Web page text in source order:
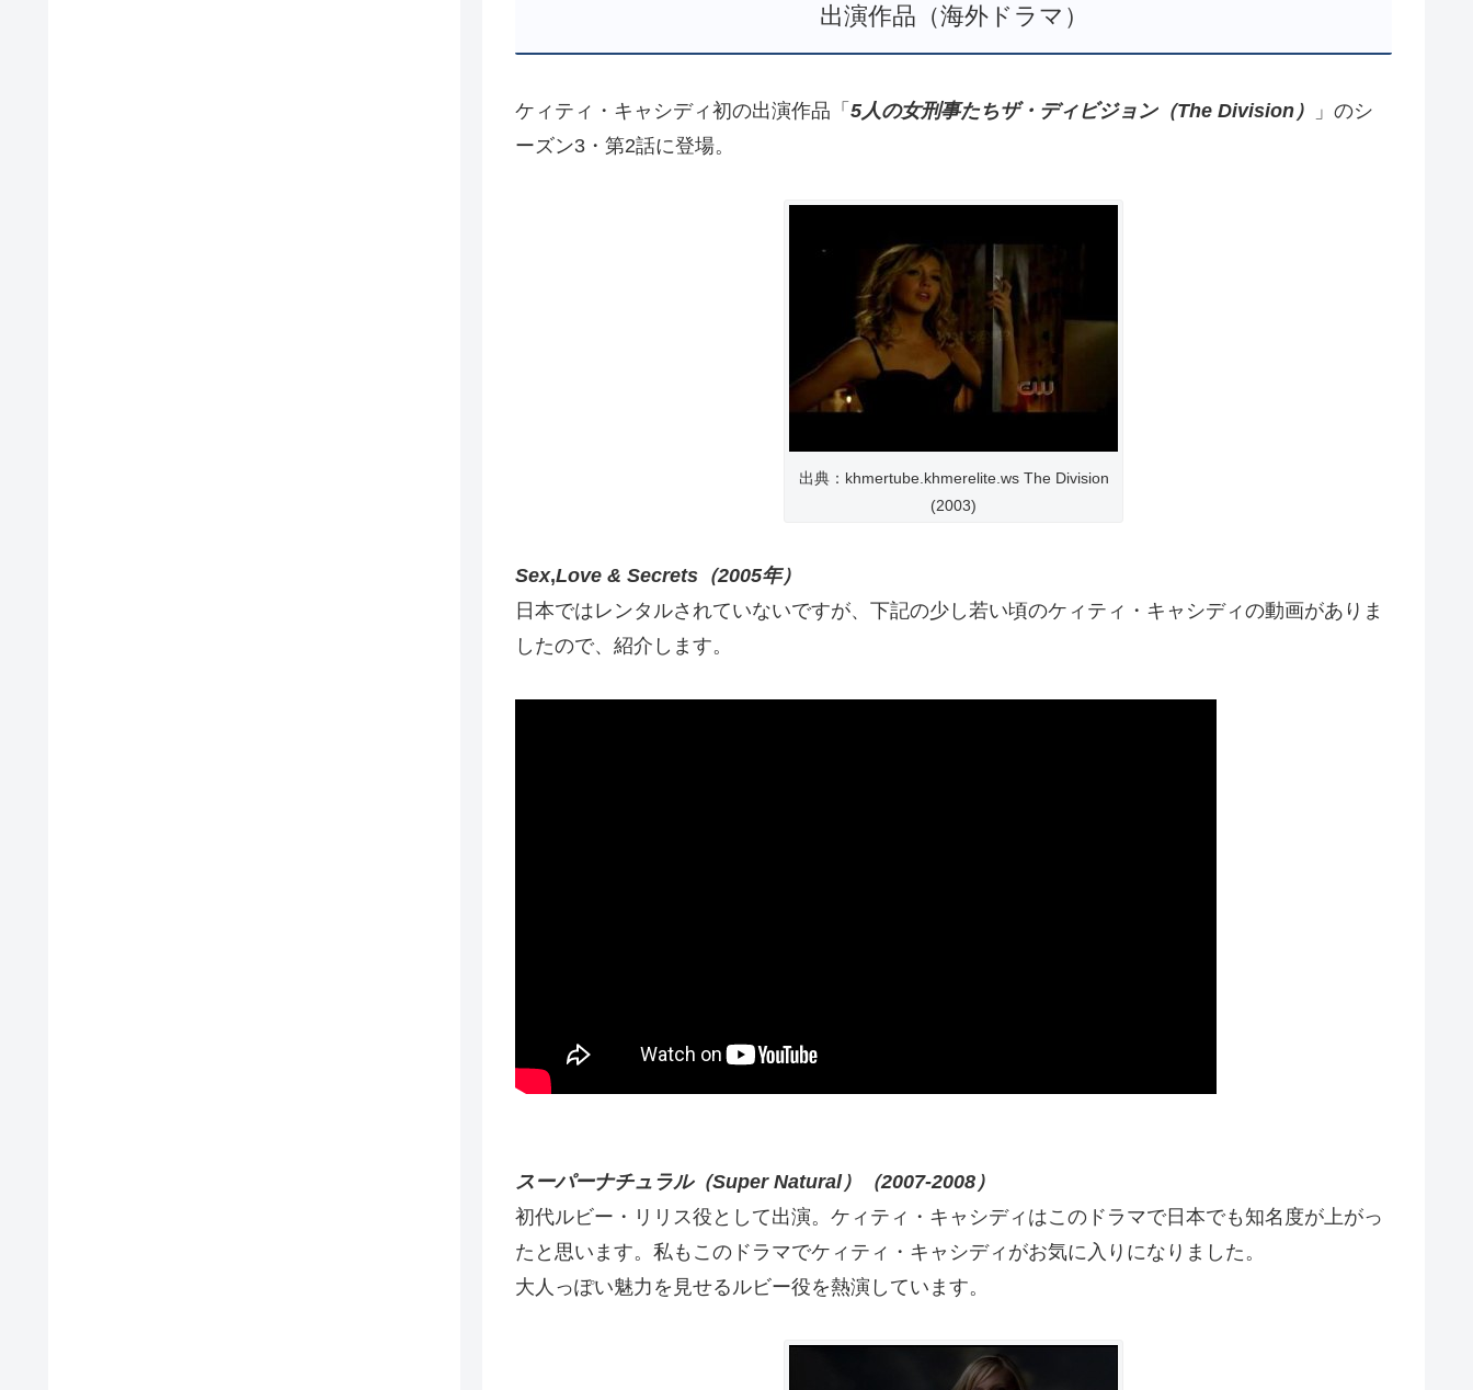
出演作品（海外ドラマ）
ケィティ・キャシディ初の出演作品「 5人の女刑事たちザ・ディビジョン（The Division）
」のシ
ーズン3・第2話に登場。
出典：khmertube.khmerelite.ws The Division
(2003)
Sex,Love & Secrets（2005年）
日本ではレンタルされていないですが、下記の少し若い頃のケィティ・キャシディの動画がありま
したので、紹介します。
スーパーナチュラル（Super Natural）（2007-2008）
初代ルビー・リリス役として出演。ケィティ・キャシディはこのドラマで日本でも知名度が上がっ
たと思います。私もこのドラマでケィティ・キャシディがお気に入りになりました。
大人っぽい魅力を見せるルビー役を熱演しています。